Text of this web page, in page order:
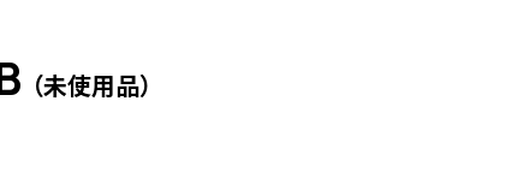
（未使用品）